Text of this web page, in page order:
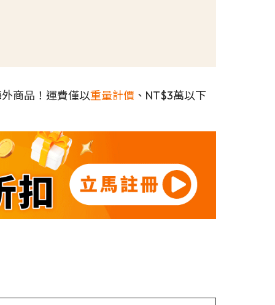
商品！運費僅以重量計價 、NT$3萬以下